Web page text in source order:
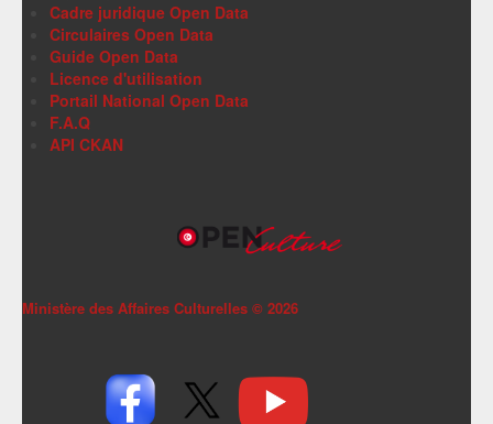
Cadre juridique Open Data
Circulaires Open Data
Guide Open Data
Licence d'utilisation
Portail National Open Data
F.A.Q
API CKAN
Ministère des Affaires Culturelles © 2026